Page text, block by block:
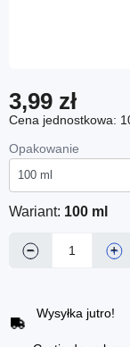
3,99 zł
Cena jednostkowa:
Opakowanie
Wariant: 100 ml
− +
Wysyłka jutro!